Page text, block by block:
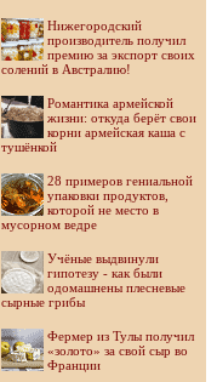
Нижегородский
производитель получил
премию за экспорт своих
солений в Австралию!
Романтика армейской
жизни: откуда берёт свои
корни армейская каша с
тушёнкой
28 примеров гениальной
упаковки продуктов,
которой не место в
мусорном ведре
Учёные выдвинули
гипотезу - как были
одомашнены плесневые
сырные грибы
Фермер из Тулы получил
«золото» за свой сыр во
Франции